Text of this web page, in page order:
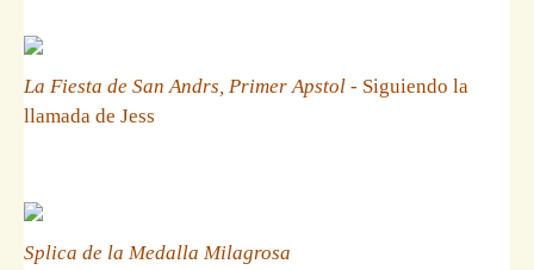
La Fiesta de San Andrs, Primer Apstol - Siguiendo la
llamada de Jess
Splica de la Medalla Milagrosa